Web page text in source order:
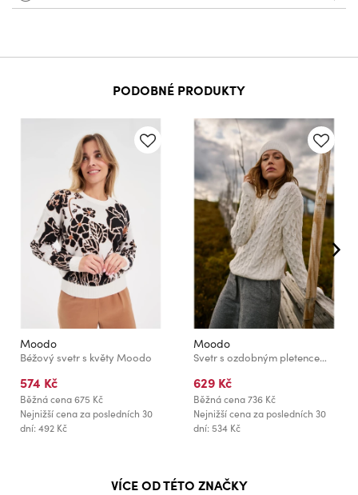
PODOBNÉ PRODUKTY
Moodo
Béžový svetr s květy Moodo
574 Kč
Běžná cena675 Kč
Nejnižší cena za posledních 30
dní: 492 Kč
Moodo
Svetr s ozdobným pletencem béžový Moodo
629 Kč
Běžná cena736 Kč
Nejnižší cena za posledních 30
dní: 534 Kč
VÍCE OD TÉTO ZNAČKY